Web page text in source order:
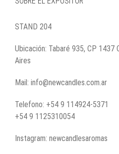
STAND 204
Ubicación: Tabaré 935, CP 1437
Aires
Mail: info@newcandles.com.ar
Telefono: +54 9 114924-5371
+54 9 1125310054
Instagram: newcandlesaromas